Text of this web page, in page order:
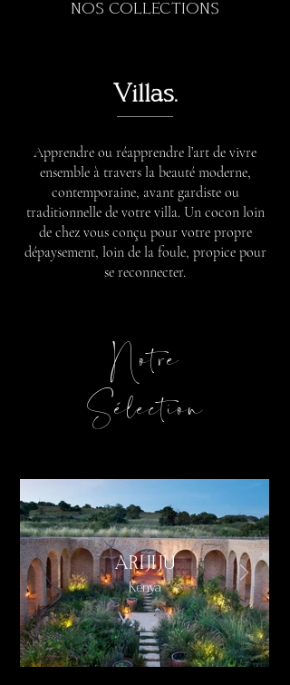
NOS COLLECTIONS
Villas.
Apprendre ou réapprendre l’art de vivre
ensemble à travers la beauté moderne,
contemporaine, avant gardiste ou
traditionnelle de votre villa. Un cocon loin
de chez vous conçu pour votre propre
dépaysement, loin de la foule, propice pour
se reconnecter.
Notre
Sélection
ARIJIJU
Kenya